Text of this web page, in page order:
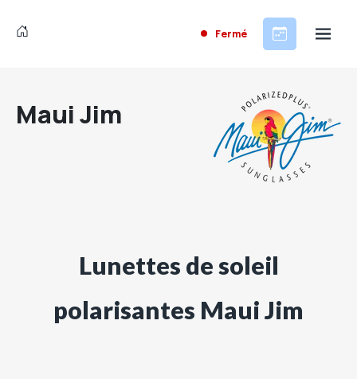
Fermé
Maui Jim
Lunettes de soleil
polarisantes Maui Jim